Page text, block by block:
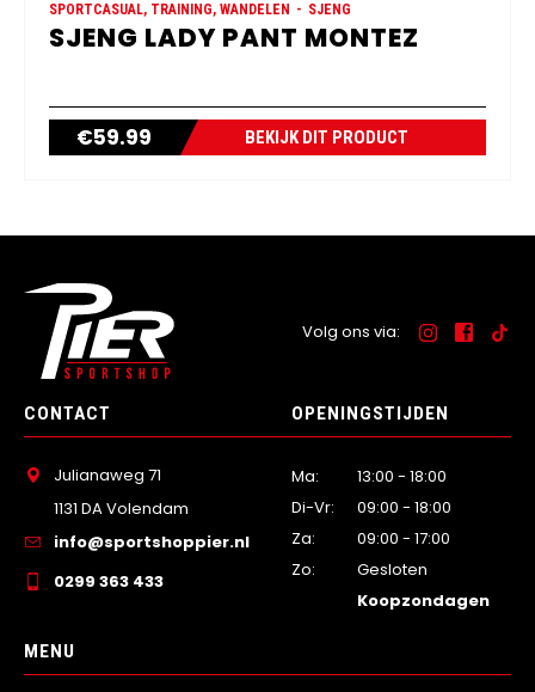
SPORTCASUAL, TRAINING, WANDELEN SJENG
SJENG LADY PANT MONTEZ
€59.99 BEKIJK DIT PRODUCT
Volg ons via:
CONTACT
Julianaweg 71
1131 DA Volendam
info@sportshoppier.nl
0299 363 433
OPENINGSTIJDEN
Ma:
13:00 - 18:00
Di-Vr:
09:00 - 18:00
Za:
09:00 - 17:00
Zo:
Gesloten
Koopzondagen
MENU